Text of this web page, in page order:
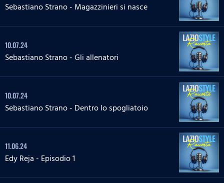
Sebastiano Strano - Magazzinieri si nasce
10.07.24
Sebastiano Strano - Gli allenatori
10.07.24
Sebastiano Strano - Dentro lo spogliatoio
11.06.24
Edy Reja - Episodio 1